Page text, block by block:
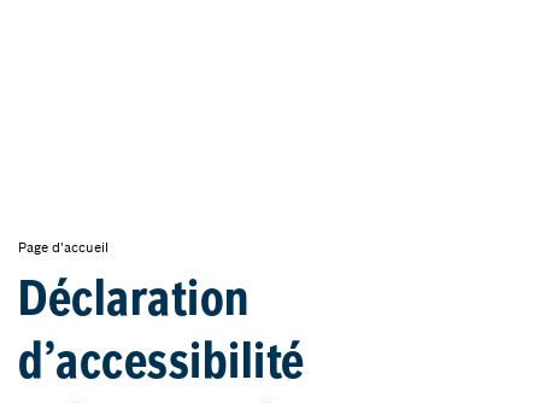
Page d'accueil
Déclaration
d’accessibilité